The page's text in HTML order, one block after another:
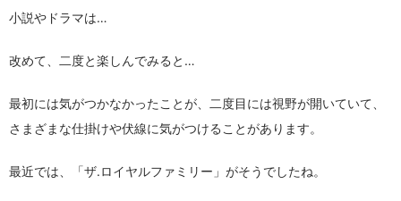
小説やドラマは…
改めて、二度と楽しんでみると…
最初には気がつかなかったことが、二度目には視野が開いていて、
さまざまな仕掛けや伏線に気がつけることがあります。
最近では、「ザ.ロイヤルファミリー」がそうでしたね。